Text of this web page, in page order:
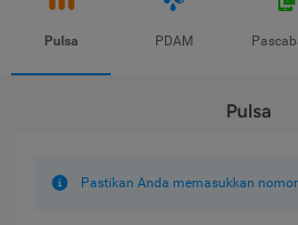
Pulsa PDAM
Pulsa
Pastikan Anda memasukkan